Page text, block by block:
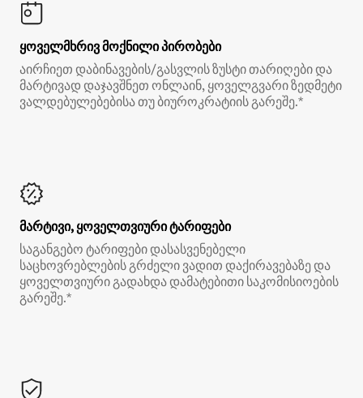
ყოველმხრივ მოქნილი პირობები
აირჩიეთ დაბინავების/გასვლის ზუსტი თარიღები და
მარტივად დაჯავშნეთ ონლაინ, ყოველგვარი ზედმეტი
ვალდებულებებისა თუ ბიუროკრატიის გარეშე.*
მარტივი, ყოველთვიური ტარიფები
საგანგებო ტარიფები დასასვენებელი
საცხოვრებლების გრძელი ვადით დაქირავებაზე და
ყოველთვიური გადახდა დამატებითი საკომისიოების
გარეშე.*